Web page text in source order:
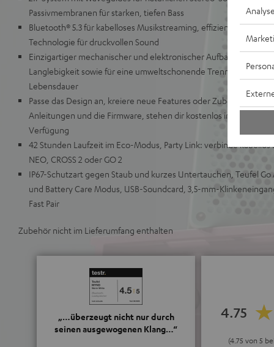
Passivmembranen für starken, tiefen Bass
Bluetooth® 5.3 für kabelloses Musikstreaming, effiziente Class-
Technologie für druckvollen Sound
Einzigartiger mechanischer und elektronischer Aufbau für eine
Langlebigkeit sowie für eine umweltschonende Trennung aller
Lebensdauer
Passe das Design an, kreiere neue Features oder Zubehör: alle
Anleitungen und die Firmware, stehen dir kostenlos in unserem
Verfügung
42 Stunden Laufzeit im Eco-Modus, Party Link: verbinde kabellos
NEO, CROSS 2 oder GO 2
IP67-Schutzart gegen Staub und kurzes Untertauchen, Teufel
und Battery Care Modus, USB-Soundcard, 3,5-mm-
Fast Pair
Zubehör nicht im Lieferumfang enthalten
„…überzeugt nicht nur durch
seinen ausgewogenen Klang…“
4.75
(4.75 von 5
Analyse